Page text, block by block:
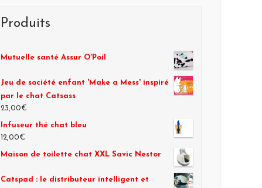
Produits
Mutuelle santé Assur O'Poil
Jeu de société enfant 'Make a Mess' inspiré
par le chat Catsass
23,00€
Infuseur thé chat bleu
12,00€
Maison de toilette chat XXL Savic Nestor
Catspad : le distributeur intelligent et